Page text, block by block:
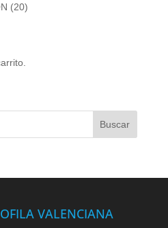
(20)
VALENCIANA